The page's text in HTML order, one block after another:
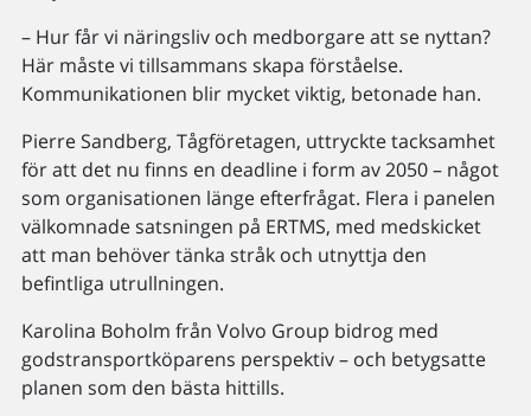
– Hur får vi näringsliv och medborgare att se nyttan?
Här måste vi tillsammans skapa förståelse.
Kommunikationen blir mycket viktig, betonade han.
Pierre Sandberg, Tågföretagen, uttryckte tacksamhet
för att det nu finns en deadline i form av 2050 – något
som organisationen länge efterfrågat. Flera i panelen
välkomnade satsningen på ERTMS, med medskicket
att man behöver tänka stråk och utnyttja den
befintliga utrullningen.
Karolina Boholm från Volvo Group bidrog med
godstransportköparens perspektiv – och betygsatte
planen som den bästa hittills.